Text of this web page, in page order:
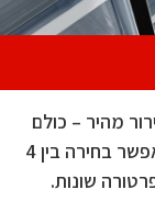
מהיר – כולם
בתא אחסון אחד. תא מבודד במקרר, המאפשר בחירה בין 4
שונות.